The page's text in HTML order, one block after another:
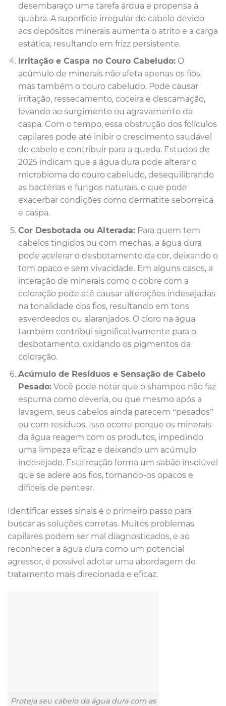
desembaraço uma tarefa árdua e propensa à
quebra. A superfície irregular do cabelo devido
aos depósitos minerais aumenta o atrito e a carga
estática, resultando em frizz persistente.
Irritação e Caspa no Couro Cabeludo:O
acúmulo de minerais não afeta apenas os fios,
mas também o couro cabeludo. Pode causar
irritação, ressecamento, coceira e descamação,
levando ao surgimento ou agravamento da
caspa. Com o tempo, essa obstrução dos folículos
capilares pode até inibir o crescimento saudável
do cabelo e contribuir para a queda. Estudos de
2025 indicam que a água dura pode alterar o
microbioma do couro cabeludo, desequilibrando
as bactérias e fungos naturais, o que pode
exacerbar condições como dermatite seborreica
e caspa.
Cor Desbotada ou Alterada:Para quem tem
cabelos tingidos ou com mechas, a água dura
pode acelerar o desbotamento da cor, deixando o
tom opaco e sem vivacidade. Em alguns casos, a
interação de minerais como o cobre com a
coloração pode até causar alterações indesejadas
na tonalidade dos fios, resultando em tons
esverdeados ou alaranjados. O cloro na água
também contribui significativamente para o
desbotamento, oxidando os pigmentos da
coloração.
Acúmulo de Resíduos e Sensação de Cabelo
Pesado:Você pode notar que o shampoo não faz
espuma como deveria, ou que mesmo após a
lavagem, seus cabelos ainda parecem “pesados”
ou com resíduos. Isso ocorre porque os minerais
da água reagem com os produtos, impedindo
uma limpeza eficaz e deixando um acúmulo
indesejado. Esta reação forma um sabão insolúvel
que se adere aos fios, tornando-os opacos e
difíceis de pentear.
Identificar esses sinais é o primeiro passo para
buscar as soluções corretas. Muitos problemas
capilares podem ser mal diagnosticados, e ao
reconhecer a água dura como um potencial
agressor, é possível adotar uma abordagem de
tratamento mais direcionada e eficaz.
Proteja seu cabelo da água dura com as